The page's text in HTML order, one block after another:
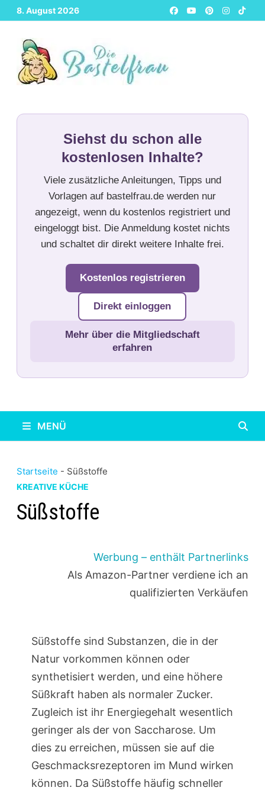
Zurück
zum
Inhalt
8. August 2026
Siehst du schon alle
kostenlosen Inhalte?
Viele zusätzliche Anleitungen, Tipps und
Vorlagen auf bastelfrau.de werden nur
angezeigt, wenn du kostenlos registriert und
eingeloggt bist. Die Anmeldung kostet nichts
und schaltet dir direkt weitere Inhalte frei.
Kostenlos registrieren
Direkt einloggen
Mehr über die Mitgliedschaft
erfahren
MENÜ
Startseite - Süßstoffe
KREATIVE KÜCHE
Süßstoffe
Werbung – enthält Partnerlinks
Als Amazon-Partner verdiene ich an
qualifizierten Verkäufen
Süßstoffe sind Substanzen, die in der
Natur vorkommen können oder
synthetisiert werden, und eine höhere
Süßkraft haben als normaler Zucker.
Zugleich ist ihr Energiegehalt wesentlich
geringer als der von Saccharose. Um
dies zu erreichen, müssen sie auf die
Geschmacksrezeptoren im Mund wirken
können. Da Süßstoffe häufig schneller